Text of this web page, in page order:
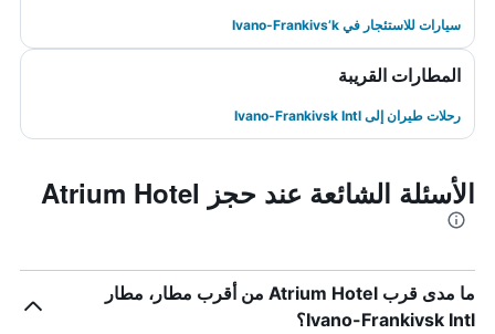
سيارات للاستئجار في Ivano-Frankivs’k
المطارات القريبة
رحلات طيران إلى Ivano-Frankivsk Intl
الأسئلة الشائعة عند حجز Atrium Hotel
ما مدى قرب Atrium Hotel من أقرب مطار، مطار
Ivano-Frankivsk Intl؟